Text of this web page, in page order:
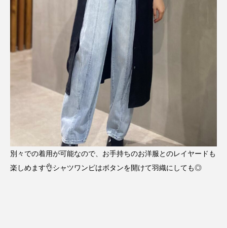
別々での着用が可能なので、お手持ちのお洋服とのレイヤードも
楽しめます👌シャツワンピはボタンを開けて羽織にしても◎